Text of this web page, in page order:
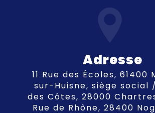
Adresse
11 Rue des Écoles, 61400 Mauves-
sur-Huisne, siège social
des Côtes, 28000
Rue de Rhône, 28400